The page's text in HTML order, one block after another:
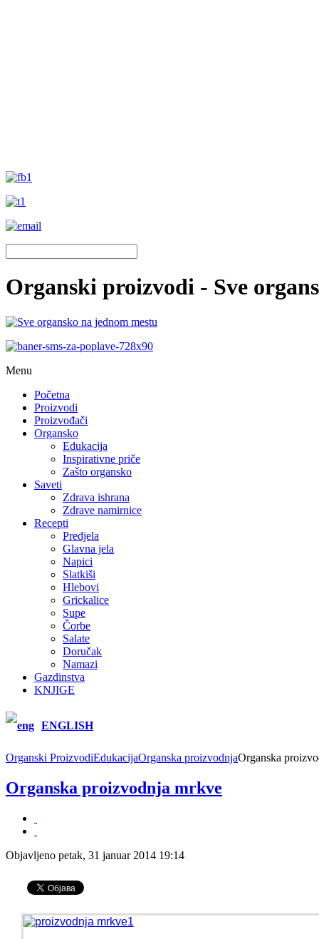
Organski proizvodi - Sve
Menu
Početna
Proizvodi
Proizvođači
Organsko
Edukacija
Inspirativne priče
Zašto organsko
Saveti
Zdrava ishrana
Zdrave namirnice
Recepti
Predjela
Glavna jela
Napici
Slatkiši
Hlebovi
Grickalice
Supe
Čorbe
Salate
Doručak
Namazi
Gazdinstva
KNJIGE
ENGLISH
Organski ProizvodiEdukacijaOrganska proizvodnjaOrganska
Organska proizvodnja mrkve
Objavljeno petak, 31 januar 2014 19:14